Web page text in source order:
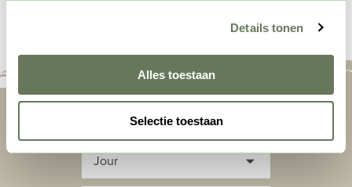
Details tonen
Alles toestaan
Selectie toestaan